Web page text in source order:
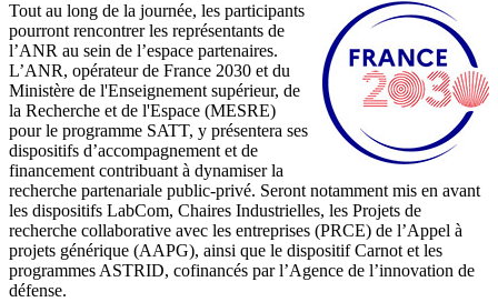
Tout au long de la journée, les participants
pourront rencontrer les représentants de
l’ANR au sein de l’espace partenaires.
L’ANR, opérateur de France 2030 et du
Ministère de l'Enseignement supérieur, de
la Recherche et de l'Espace (MESRE)
pour le programme SATT, y présentera ses
dispositifs d’accompagnement et de
financement contribuant à dynamiser la
recherche partenariale public-privé. Seront notamment mis en avant
les dispositifs LabCom, Chaires Industrielles, les Projets de
recherche collaborative avec les entreprises (PRCE) de l’Appel à
projets générique (AAPG), ainsi que le dispositif Carnot et les
programmes ASTRID, cofinancés par l’Agence de l’innovation de
défense.